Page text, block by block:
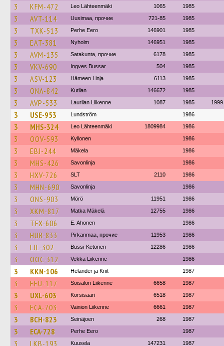
3 KFM-472 Leo Lähteenmäki 1065 1985
3 AVT-114 Uusimaa, прочие 721-85 1985
3 TXK-513 Perhe Eero 146901 1985
3 EAT-381 Nyholm 146951 1985
3 AVM-135 Satakunta, прочие 6178 1985
3 VKV-690 Ingves Bussar 504 1985
3 ASV-123 Hämeen Linja 6113 1985
3 ONA-842 Kutilan 146672 1985
3 AVP-533 Laurilan Liikenne 1087 1985 1999
3 USE-953 Lundström 1986
3 MHS-324 Leo Lähteenmäki 1809984 1986
3 OOV-593 Kyllonen 1986
3 EBJ-244 Mäkela 1986
3 MHS-426 Savonlinja 1986
3 HXV-726 SLT 2110 1986
3 MHN-690 Savonlinja 1986
3 ONS-903 Mörö 11951 1986
3 XKM-817 Matka Mäkelä 12755 1986
3 TFX-606 E. Ahonen 1986
3 HUR-833 Pirkanmaa, прочие 11953 1986
3 LJL-302 Bussi-Ketonen 12286 1986
3 OOC-312 Vekka Liikenne 1986
3 KKN-106 Helander ja Knit 1987
3 EEU-117 Soisalon Liikenne 6658 1987
3 UXL-603 Korsisaari 6518 1987
3 ECA-703 Vainion Liikenne 6661 1987
3 BCH-823 Seinäjoen 268 1987
3 ECA-728 Perhe Eero 1987
3 LKB-193 Kuusela 147231 1987